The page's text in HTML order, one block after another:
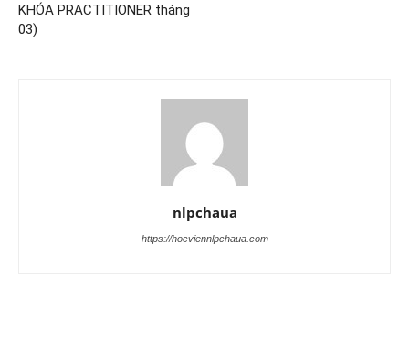
KHÓA PRACTITIONER tháng
03)
nlpchaua
https://hocviennlpchaua.com